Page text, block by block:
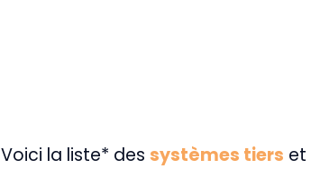
Voici la liste* des systèmes tiers et